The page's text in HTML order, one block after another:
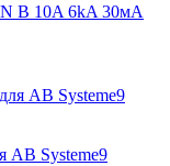
B 10A 6kA 30мА
АВ Systeme9